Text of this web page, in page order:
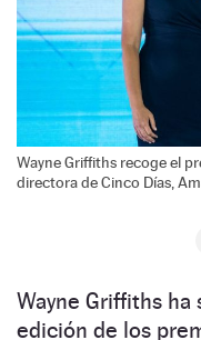
Wayne Griffiths recoge el
directora de Cinco Días,
Wayne Griffiths
edición de los